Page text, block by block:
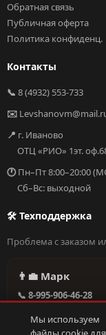
Обратная связь
Публичная оферта
Политика конфиденц.
Контакты
📞 8 (4932) 553-733
✉️
📍 г. Иваново
ОТЦ «РИО» 1эт.
🕐Пн–Пт 8:00–20:00
Сб–Вс: выходной
🛠 Техподдержка
Проблема с заказом
👨‍💼 Марк
📞 8-995-906-46-28
🕐 Круглосуточно,
Мы используем